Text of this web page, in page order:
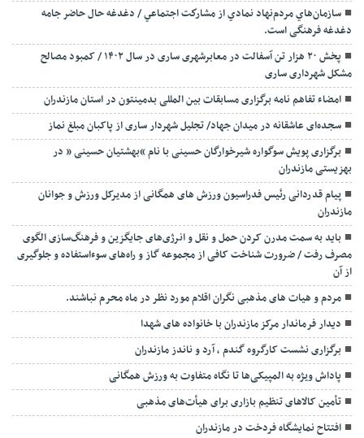
سازمان‌هاي مردم‌نهاد نمادي از مشاركت اجتماعي / دغدغه حال حاضر جامه
دغدغه فرهنگی است.
پخش ۲۰ هزار تن آسفالت در معابرشهری ساری در سال ۱۴۰۲ / کمبود مصالح
مشکل شهرداری ساری
امضاء تفاهم نامه برگزاری مسابقات بین المللی بدمینتون در استان مازندران
سجده‌ای عاشقانه در میدان جهاد/ تجلیل شهردار ساری از پاکبان مبلغ نماز
برگزاری پویش سوگواره شیرخوارگان حسینی با نام “بهشتیان حسینی ” در
بهزیستی مازندران
پیام قدردانی رئیس فدراسیون ورزش های همگانی از مدیرکل ورزش و جوانان
مازندران
باید به سمت مدرن کردن حمل و نقل و انرژی‌های جایگزین و فرهنگ‌سازی الگوی
مصرف رفت / ضرورت شناخت کافی از مجموعه گاز و راه‌های سوءاستفاده و جلوگیری
از آن
مردم و هیات های مذهبی نگران اقلام مورد نظر در ماه محرم نباشند.
دیدار فرماندار مرکز مازندران با خانواده های شهدا
برگزاری نشست کارگروه گندم ، آرد و ناندز مازندران
پاداش ویژه به المپیکی‌ها تا نگاه متفاوت به ورزش همگانی
تأمین کالاهای تنظیم بازاری برای هیأت‌های مذهبی
افتتاح نمایشگاه فردخت در مازندران